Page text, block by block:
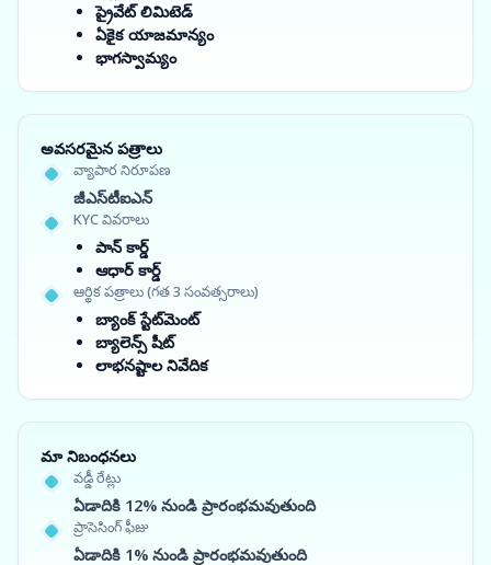
ప్రైవేట్ లిమిటెడ్
ఏకైక యాజమాన్యం
భాగస్వామ్యం
అవసరమైన పత్రాలు
వ్యాపార నిరూపణ
జీఎస్‌టీఐఎన్
KYC వివరాలు
పాన్ కార్డ్
ఆధార్ కార్డ్
ఆర్థిక పత్రాలు (గత 3 సంవత్సరాలు)
బ్యాంక్ స్టేట్‌మెంట్
బ్యాలెన్స్ షీట్
లాభనష్టాల నివేదిక
మా నిబంధనలు
వడ్డీ రేట్లు
ఏడాదికి 12% నుండి ప్రారంభమవుతుంది
ప్రాసెసింగ్ ఫీజు
ఏడాదికి 1% నుండి ప్రారంభమవుతుంది